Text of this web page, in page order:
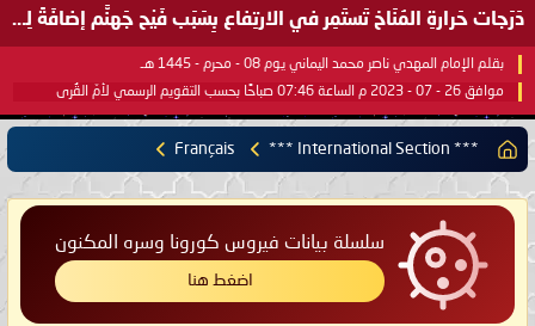
صَيْفُ سَقَرَ يَبدأُ في اجتياحِ شِتاءِ القُطبِ الشَّمالي كَما وعَدناكُم بالحقِّ لعَامِكم هذا (1445 هـ) ..
بقلم الإمام المهدي ناصر محمد اليماني يوم 18 - جمادى الآخرة - 1445 هـ
موافق 31 - 12 - 2023 م الساعة 07:44 صباحًا بحسب التقويم الرسمي لأمّ القُرى
*** International Section ***
Français
سلسلة بيانات فيروس كورونا وسره المكنون
اضغط هنا